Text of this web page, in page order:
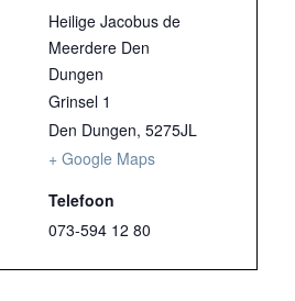
Heilige Jacobus de
Meerdere Den
Dungen
Grinsel 1
Den Dungen, 5275JL
+ Google Maps
Telefoon
073-594 12 80